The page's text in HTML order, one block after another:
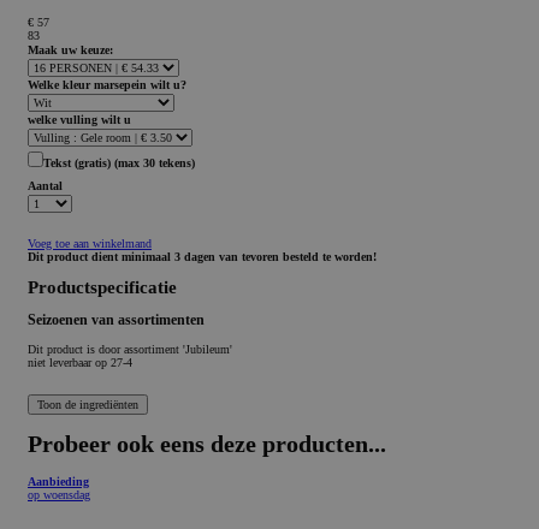
€ 57
83
Maak uw keuze:
Welke kleur marsepein wilt u?
welke vulling wilt u
Tekst (gratis) (max 30 tekens)
Aantal
Voeg toe aan winkelmand
Dit product dient minimaal 3 dagen van tevoren besteld te worden!
Productspecificatie
Seizoenen van assortimenten
Dit product is door assortiment 'Jubileum'
niet leverbaar op 27-4
Probeer ook eens deze producten...
Aanbieding
op woensdag